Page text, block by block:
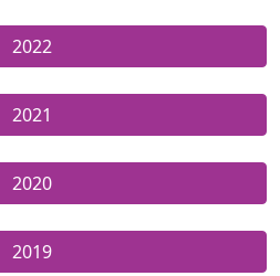
2022
2021
2020
2019